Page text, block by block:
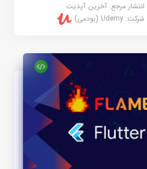
انتشار مرجع:آخرین آپدیت
شرکت:Udemy (یودمی)